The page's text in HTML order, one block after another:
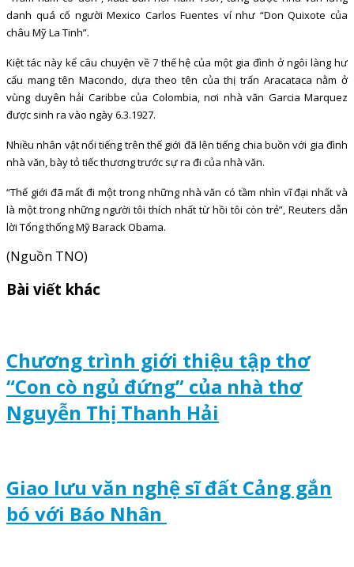
danh quá cố người Mexico Carlos Fuentes ví như “Don Quixote của
châu Mỹ La Tinh”.
Kiệt tác này kể câu chuyện về 7 thế hệ của một gia đình ở ngôi làng hư
cấu mang tên Macondo, dựa theo tên của thị trấn Aracataca nằm ở
vùng duyên hải Caribbe của Colombia, nơi nhà văn Garcia Marquez
được sinh ra vào ngày 6.3.1927.
Nhiều nhân vật nổi tiếng trên thế giới đã lên tiếng chia buồn với gia đình
nhà văn, bày tỏ tiếc thương trước sự ra đi của nhà văn.
“Thế giới đã mất đi một trong những nhà văn có tầm nhìn vĩ đại nhất và
là một trong những người tôi thích nhất từ hồi tôi còn trẻ”, Reuters dẫn
lời Tổng thống Mỹ Barack Obama.
(Nguồn TNO)
Bài viết khác
Chương trình giới thiệu tập thơ
“Con cò ngủ đứng” của nhà thơ
Nguyễn Thị Thanh Hải
Giao lưu văn nghệ sĩ đất Cảng gắn
bó với Báo Nhân